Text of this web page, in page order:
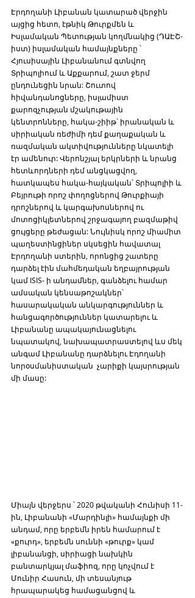
Էրդողանի Լիբանան կատարած վերջին
այցից հետո, էթնիկ Թուրքմեն և
Իսլամական Պետության կողմնակից (ԴԱԷՇ-
իստ) իսլամական համայնքները ՝
Հյուսիսային Լիբանանում գտնվող
Տրիպոլիում և Աքքարում, շատ ջերմ
ընդունեցին նրան: Շուտով
հիվանդանոցները, իսլամիստ
քարոզչության մշակութային
կենտրոնները, հակա-շիիթ՝ իրանական և
սիրիական ռեժիմի դեմ քաղաքական և
ռազմական ակտիվությունները նկատելի
էր ամենուր: Վերոնշյալ երկրների և նրանց
հետևորդների դեմ անցկացվող,
հատկապես հակա-հայկական՝ Տրիպոլիի և
Բեյրութի որոշ փողոցներով Թուրքիայի
դրոշներով և կարգախոսներով ու
մոտոցիկլետներով շրջագայող բազմաթիվ
ցույցերը թեժացան: Նույնիսկ որոշ միամիտ
պաղեստինցիներ սկսեցին հավատալ
Էրդողանի ստերին, որոնցից շատերը
դարձել էին մահմեդական եղբայրության
կամ ISIS- ի անդամներ, գանձելու համար
ամսական կենսաթոշակներ՝
հասարակական անկարգություններ և
հանցագործություններ կատարելու և
Լիբանանը ապակայունացնելու
նպատակով, նախապատրաստելով ևս մեկ
անգամ Լիբանանը դարձնելու Էդողանի
նորօսմանիստական  չարիքի կայսրության
մի մասը:
Միայն վերջերս ՝ 2020 թվականի Հունիսի 11-
ին, Լիբանանի «Մարդինլի» համայնքի մի
անդամ, որը երբեմն իրեն համարում է
«քուրդ», երբեմն սուննի «թուրք» կամ
լիբանանցի, սիրիացի նախկին
բանտարկյալ մաֆիոզ, որը կոչվում է
Մունիր Հասուն, մի տեսանյութ
հրապարակեց համացանցով և